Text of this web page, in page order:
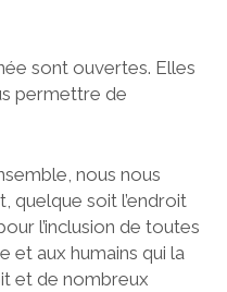
sont ouvertes. Elles
permettre de
nous nous
quelque soit l’endroit
l’inclusion de toutes
et aux humains qui la
et de nombreux